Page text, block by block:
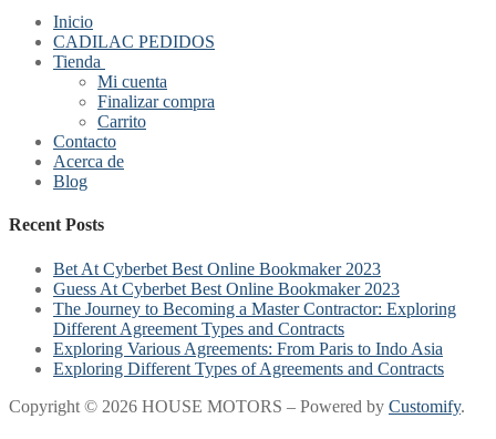
Inicio
CADILAC PEDIDOS
Tienda
Mi cuenta
Finalizar compra
Carrito
Contacto
Acerca de
Blog
Recent Posts
Bet At Cyberbet Best Online Bookmaker 2023
Guess At Cyberbet Best Online Bookmaker 2023
The Journey to Becoming a Master Contractor: Exploring
Different Agreement Types and Contracts
Exploring Various Agreements: From Paris to Indo Asia
Exploring Different Types of Agreements and Contracts
Copyright © 2026 HOUSE MOTORS – Powered by Customify.